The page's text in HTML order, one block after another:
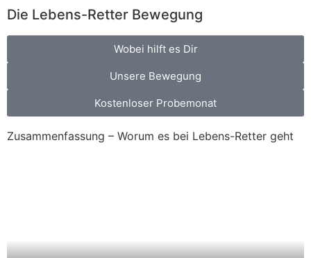
Die Lebens-Retter Bewegung
Wobei hilft es Dir
Unsere Bewegung
Kostenloser Probemonat
Zusammenfassung – Worum es bei Lebens-Retter geht